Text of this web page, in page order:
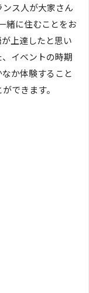
ス人が大家さん
緒に住むことをお
上達したと思い
イベントの時期
か体験すること
できます。